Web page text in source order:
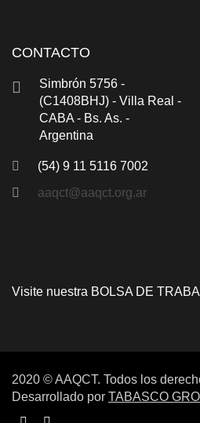
CONTACTO
Simbrón 5756 -
(C1408BHJ) - Villa Real -
CABA - Bs. As. -
Argentina
(54) 9 11 5116 7002
aaqct@aaqct.org.ar
Visite nuestra BOLSA DE
2020 © AAQCT. Todos los
Desarrollado por TABASCO